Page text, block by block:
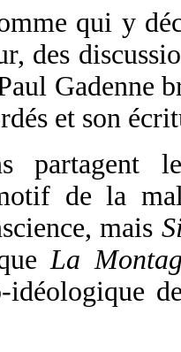
qui y
des
Gadenne
et son
partagent
de la
mais
La